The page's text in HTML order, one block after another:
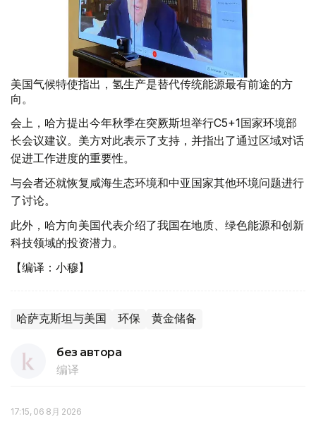
美国气候特使指出，氢生产是替代传统能源最有前途的方
向。
会上，哈方提出今年秋季在突厥斯坦举行C5+1国家环境部
长会议建议。美方对此表示了支持，并指出了通过区域对话
促进工作进度的重要性。
与会者还就恢复咸海生态环境和中亚国家其他环境问题进行
了讨论。
此外，哈方向美国代表介绍了我国在地质、绿色能源和创新
科技领域的投资潜力。
【编译：小穆】
哈萨克斯坦与美国 环保 黄金储备
без автора
编译
17:15, 06 8月 2026